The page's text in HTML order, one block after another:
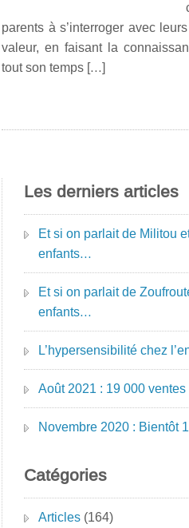
parents à s’interroger avec
valeur, en faisant la
tout son temps […]
Les derniers articles
Et si on parlait de Militou
enfants…
Et si on parlait de
enfants…
L’hypersensibilité chez
Août 2021 : 19 000
Novembre 2020 : Bientôt
Catégories
Articles (164)